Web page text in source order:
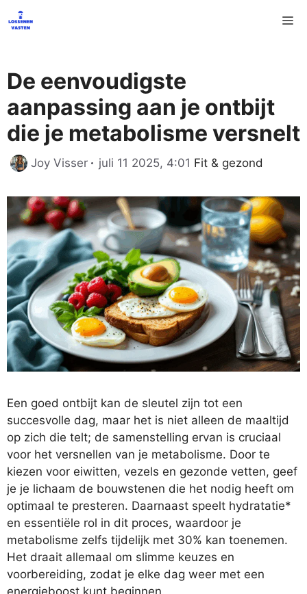
naar
De eenvoudigste
aanpassing aan je ontbijt
die je metabolisme versnelt
Joy Visser juli 11 2025, 4:01 Categorieën
Fit & gezond
Een goed ontbijt kan de sleutel zijn tot een
succesvolle dag, maar het is niet alleen de maaltijd
op zich die telt; de samenstelling ervan is cruciaal
voor het versnellen van je metabolisme. Door te
kiezen voor eiwitten, vezels en gezonde vetten, geef
je je lichaam de bouwstenen die het nodig heeft om
optimaal te presteren. Daarnaast speelt hydratatie*
en essentiële rol in dit proces, waardoor je
metabolisme zelfs tijdelijk met 30% kan toenemen.
Het draait allemaal om slimme keuzes en
voorbereiding, zodat je elke dag weer met een